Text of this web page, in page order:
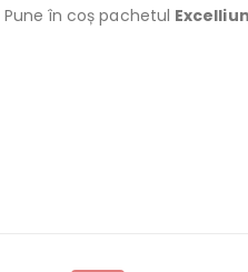
Pune în coș pachetul